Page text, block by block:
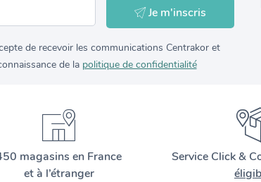
Je m'inscris
de recevoir les communications Centrakor et
de la politique de confidentialité
magasins en France
et à l’étranger
Service Click &